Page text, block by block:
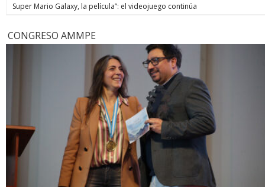
Super Mario Galaxy, la película”: el videojuego continúa
CONGRESO AMMPE